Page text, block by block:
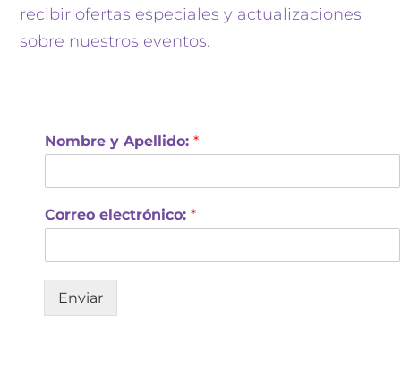
recibir ofertas especiales y actualizaciones
sobre nuestros eventos.
Nombre y Apellido: *
Correo electrónico: *
Enviar